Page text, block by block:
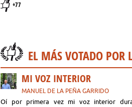
+77
EL MÁS VOTADO
MI VOZ INTERIOR
MANUEL DE LA PEÑA GARRIDO
Oí por primera vez mi voz interior